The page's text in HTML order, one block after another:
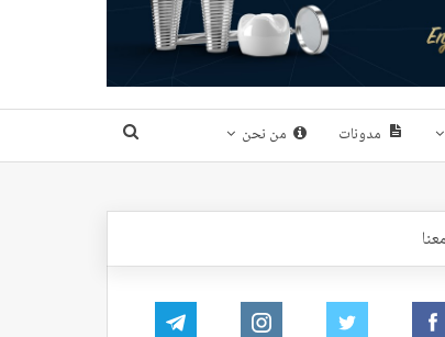
مدونات من نحن